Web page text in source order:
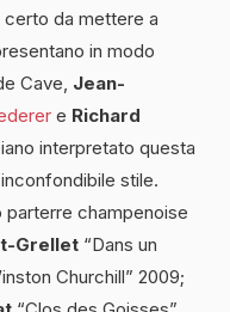
certo da mettere a
in modo
Cave, Jean-
e Richard
interpretato questa
stile.
champenoise
Grellet “Dans un
Churchill” 2009;